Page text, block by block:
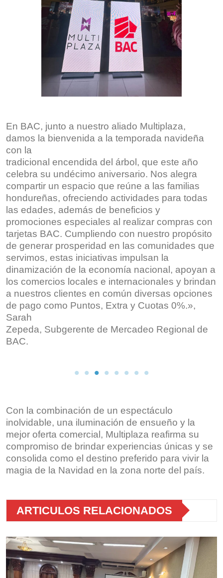
En BAC, junto a nuestro aliado Multiplaza,
damos la bienvenida a la temporada navideña
con la
tradicional encendida del árbol, que este año
celebra su undécimo aniversario. Nos alegra
compartir un espacio que reúne a las familias
hondureñas, ofreciendo actividades para todas
las edades, además de beneficios y
promociones especiales al realizar compras con
tarjetas BAC. Cumpliendo con nuestro propósito
de generar prosperidad en las comunidades que
servimos, estas iniciativas impulsan la
dinamización de la economía nacional, apoyan a
los comercios locales e internacionales y brindan
a nuestros clientes en común diversas opciones
de pago como Puntos, Extra y Cuotas 0%.»,
Sarah
Zepeda, Subgerente de Mercadeo Regional de
BAC.
Con la combinación de un espectáculo
inolvidable, una iluminación de ensueño y la
mejor oferta comercial, Multiplaza reafirma su
compromiso de brindar experiencias únicas y se
consolida como el destino preferido para vivir la
magia de la Navidad en la zona norte del país.
ARTICULOS RELACIONADOS